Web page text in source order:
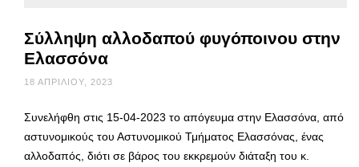
Σύλληψη αλλοδαπού φυγόποινου στην
Ελασσόνα
18 ΑΠΡΙΛΊΟΥ, 2023
Συνελήφθη στις 15-04-2023 το απόγευμα στην Ελασσόνα, από
αστυνομικούς του Αστυνομικού Τμήματος Ελασσόνας, ένας
αλλοδαπός, διότι σε βάρος του εκκρεμούν διάταξη του κ.